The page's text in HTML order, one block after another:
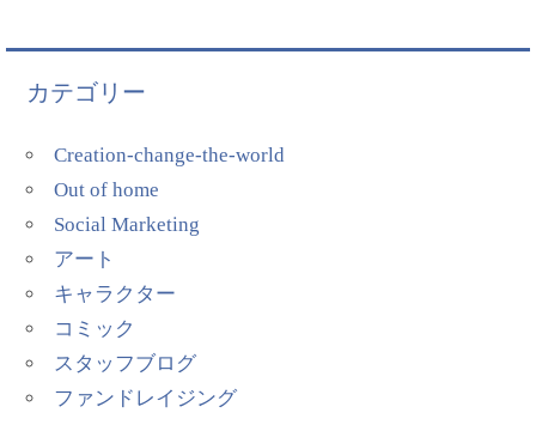
カテゴリー
Creation-change-the-world
Out of home
Social Marketing
アート
キャラクター
コミック
スタッフブログ
ファンドレイジング